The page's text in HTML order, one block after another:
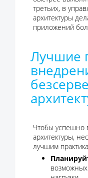
третьих, в
архитектуры
приложений
Лучшие
Чтобы успешно
архитектуры,
лучшим